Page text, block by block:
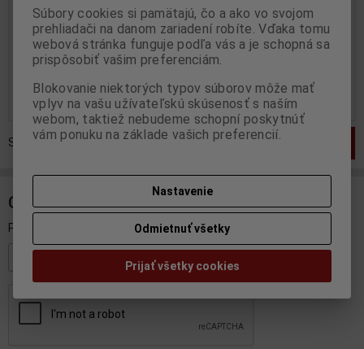
Skladom:2 ks
15,95 EUR
Pridať do košíka
Výrobca: MINICHAMPS
Katalógové číslo: MC-
400096090
Skladom:1 ks
Pridať do košíka
Strana1 z1Celkom 2záznamov
ODBER NOVINIEK
Prihláste sa k odberu noviniek
Súbory cookies si pamätajú, čo a ako vo svojom
prehliadači na danom zariadení robíte. Vďaka tomu
webová stránka funguje podľa vás a je schopná sa
prispôsobiť vašim preferenciám.
Blokovanie niektorých typov súborov môže mať
vplyv na vašu užívateľskú skúsenosť s naším
webom, taktiež nebudeme schopní poskytnúť
vám ponuku na základe vašich preferencií.
Nastavenie
Odmietnuť všetky
Prijať všetky cookies